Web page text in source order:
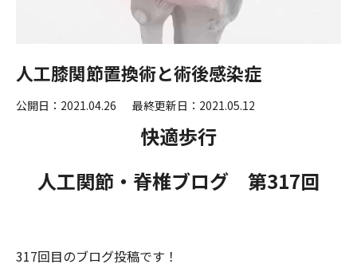
人工膝関節置換術と術後感染症
公開日：2021.04.26 最終更新日：2021.05.12
快適歩行
人工関節・脊椎ブログ 第317回
317回目のブログ投稿です！